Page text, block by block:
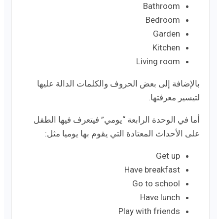
Bathroom
Bedroom
Garden
Kitchen
Living room
بالإضافة إلى بعض الحروف والكلمات الدالة عليها
لتيسير معرفتها.
أما في الوحدة الرابعة “يومي” فيتعرف فيها الطفل
على الأحداث المعتادة التي يقوم بها يوميا مثل:
Get up
Have breakfast
Go to school
Have lunch
Play with friends